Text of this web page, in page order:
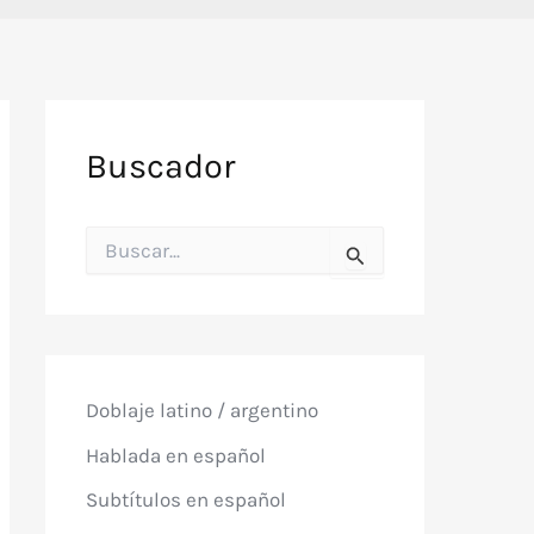
Buscador
o
:
Doblaje latino / argentino
Hablada en español
Subtítulos en español